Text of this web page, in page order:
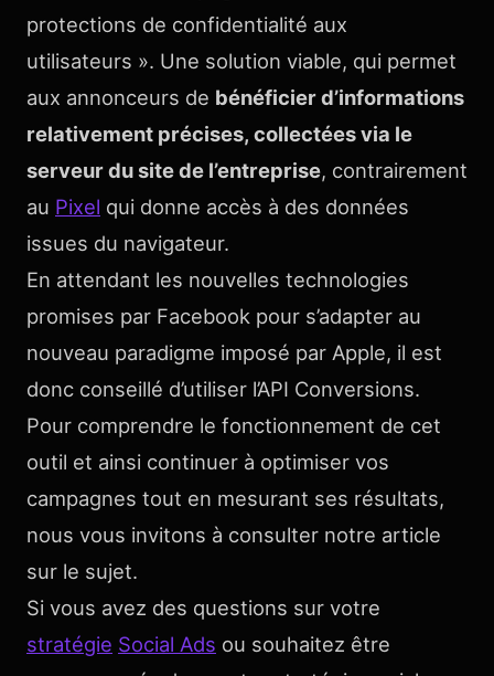
protections de confidentialité aux
utilisateurs ». Une solution viable, qui permet
aux annonceurs de bénéficier d’informations
relativement précises, collectées via le
serveur du site de l’entreprise, contrairement
au Pixel qui donne accès à des données
issues du navigateur.
En attendant les nouvelles technologies
promises par Facebook pour s’adapter au
nouveau paradigme imposé par Apple, il est
donc conseillé d’utiliser l’API Conversions.
Pour comprendre le fonctionnement de cet
outil et ainsi continuer à optimiser vos
campagnes tout en mesurant ses résultats,
nous vous invitons à consulter notre article
sur le sujet.
Si vous avez des questions sur votre
stratégie Social Ads ou souhaitez être